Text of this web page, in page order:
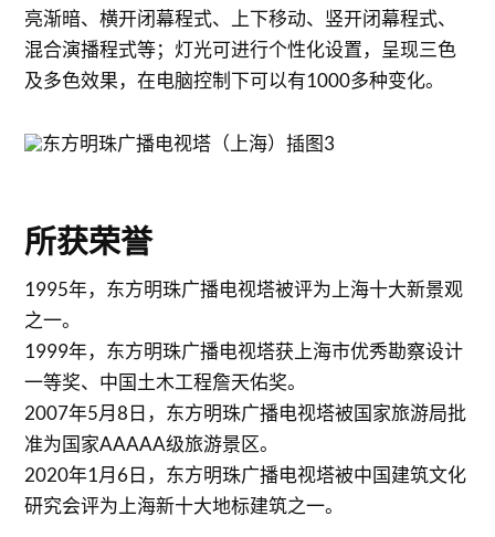
亮渐暗、横开闭幕程式、上下移动、竖开闭幕程式、
混合演播程式等；灯光可进行个性化设置，呈现三色
及多色效果，在电脑控制下可以有1000多种变化。
所获荣誉
1995年，东方明珠广播电视塔被评为上海十大新景观
之一。
1999年，东方明珠广播电视塔获上海市优秀勘察设计
一等奖、中国土木工程詹天佑奖。
2007年5月8日，东方明珠广播电视塔被国家旅游局批
准为国家AAAAA级旅游景区。
2020年1月6日，东方明珠广播电视塔被中国建筑文化
研究会评为上海新十大地标建筑之一。